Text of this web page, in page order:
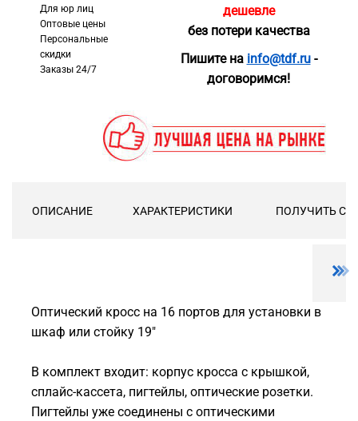
Для юр лиц
Оптовые цены
Персональные
скидки
Заказы 24/7
дешевле
без потери качества
Пишите на info@tdf.ru-
договоримся!
ОПИСАНИЕ ХАРАКТЕРИСТИКИ ПОЛУЧИТЬ
Оптический кросс на 16 портов для установки в
шкаф или стойку 19"
В комплект входит: корпус кросса с крышкой,
сплайс-кассета, пигтейлы, оптические розетки.
Пигтейлы уже соединены с оптическими